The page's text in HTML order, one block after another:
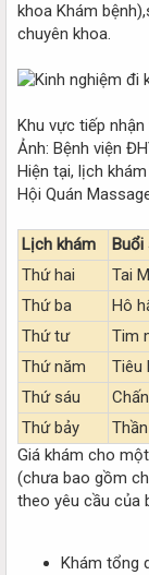
khoa Khám
chuyên khoa.
Khu vực tiếp
Ảnh: Bệnh viện
Hiện tại, lịch
Hội Quán
Lịch khám Buổi
Thứ hai
Tai
Thứ ba
Hô
Thứ tư
Tim
Thứ năm
Tiêu
Thứ sáu
Thứ bảy
Giá khám cho
(chưa bao gồm
theo yêu cầu của
Khám tổng